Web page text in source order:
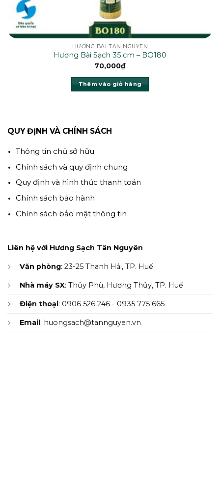
HƯƠNG BÀI TÂN NGUYÊN
Hương Bài Sạch 35 cm – BO180
70,000₫
Thêm vào giỏ hàng
QUY ĐỊNH VÀ CHÍNH SÁCH
Thông tin chủ sở hữu
Chính sách và quy định chung
Quy định và hình thức thanh toán
Chính sách bảo hành
Chính sách bảo mật thông tin
Liên hệ với Hương Sạch Tân Nguyên
Văn phòng: 23-25 Thanh Hải, TP. Huế
Nhà máy SX: Thủy Phù, Hương Thủy, TP. Huế
Điện thoại: 0906 526 246 - 0935 775 665
Email: huongsach@tannguyen.vn